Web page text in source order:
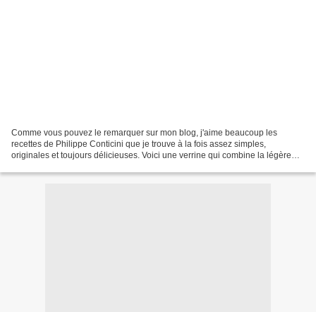
Comme vous pouvez le remarquer sur mon blog, j'aime beaucoup les
recettes de Philippe Conticini que je trouve à la fois assez simples,
originales et toujours délicieuses. Voici une verrine qui combine la légère